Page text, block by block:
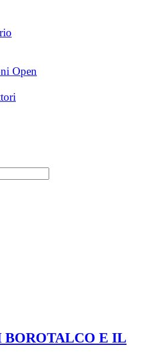
Open
E IL